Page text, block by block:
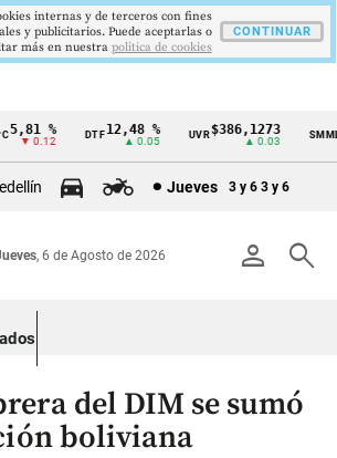
%
▼ 0.12
DTF12,48 %
▲ 0.05
UVR$386,1273
▲ 0.03
SMMLV
Jueves 3 y 6 3 y 6
person search
, 6 de Agosto de 2026
del DIM se sumó
boliviana
internas y de terceros con fines
y publicitarios. Puede aceptarlas o
más en nuestra politica de cookies
CONTINUAR